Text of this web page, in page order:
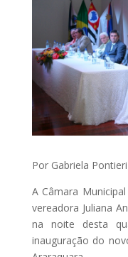
Por Gabriela Pontieri
A Câmara
vereadora Juliana
na noite desta
inauguração do